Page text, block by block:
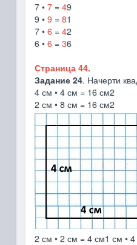
7 •7 = 49
9 • 9= 81
7 • 6= 42
6 • 6= 36
Страница 44.
Задание 24. Начерти
4 см • 4 см = 16 см2
2 см • 8 см = 16 см2
2 см • 2 см = 4 см1 см •